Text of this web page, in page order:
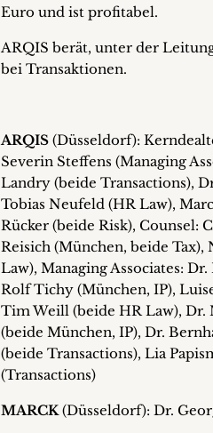
Euro und ist profitabel.
ARQIS berät, unter der
bei Transaktionen.
ARQIS (Düsseldorf):
Severin Steffens (Managing
Landry (beide Transactions),
Tobias Neufeld (HR Law),
Rücker (beide Risk), Counsel:
Reisich (München, beide
Law), Managing Associates:
Rolf Tichy (München, IP),
Tim Weill (beide HR Law), Dr.
(beide München, IP), Dr.
(beide Transactions), Lia
(Transactions)
MARCK(Düsseldorf): Dr.